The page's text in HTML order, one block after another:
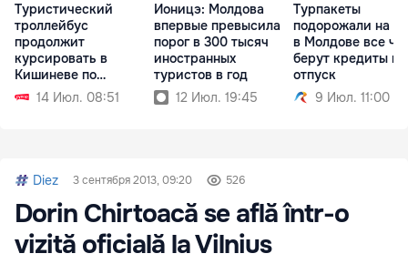
Туристический
троллейбус
продолжит
курсировать в
Кишиневе по
выходным
14 Июл. 08:51
Ионицэ: Молдова
впервые превысила
порог в 300 тысяч
иностранных
туристов в год
12 Июл. 19:45
Турпакеты
подорожали на
в Молдове все
берут кредиты на
отпуск
9 Июл. 11:00
Diez 3 сентября 2013, 09:20 526
Dorin Chirtoacă se află într-o
vizită oficială la Vilnius